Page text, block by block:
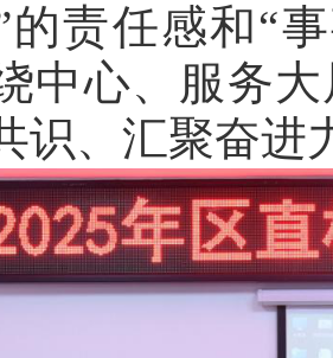
的责任感和“
中心、服务
识、汇聚奋进